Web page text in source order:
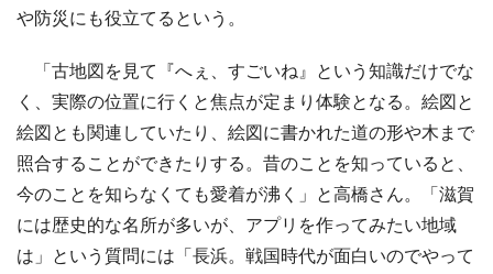
や防災にも役立てるという。
「古地図を見て『へぇ、すごいね』という知識だけでな
く、実際の位置に行くと焦点が定まり体験となる。絵図と
絵図とも関連していたり、絵図に書かれた道の形や木まで
照合することができたりする。昔のことを知っていると、
今のことを知らなくても愛着が沸く」と高橋さん。「滋賀
には歴史的な名所が多いが、アプリを作ってみたい地域
は」という質問には「長浜。戦国時代が面白いのでやって